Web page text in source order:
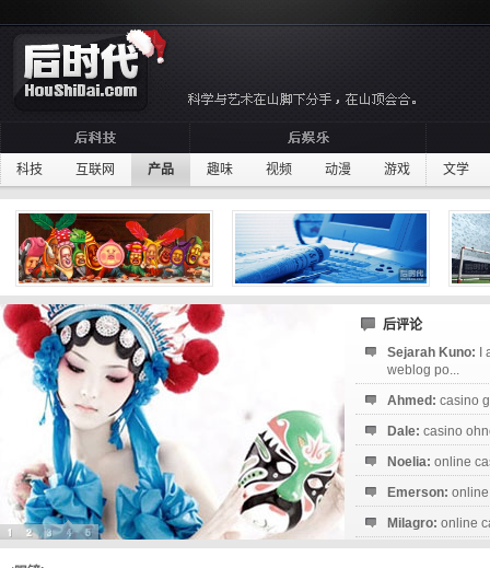
科技 互联网 产品 趣味 视频 动漫 游戏 文学
后评论
Sejarah Kuno:
weblog po...
Ahmed: casino
Dale: casino
Noelia: online
Emerson:
Milagro: online